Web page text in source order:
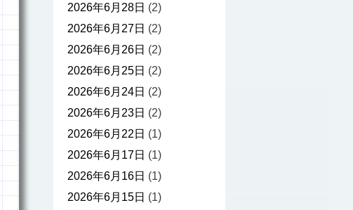
2026年6月28日 (2)
2026年6月27日 (2)
2026年6月26日 (2)
2026年6月25日 (2)
2026年6月24日 (2)
2026年6月23日 (2)
2026年6月22日 (1)
2026年6月17日 (1)
2026年6月16日 (1)
2026年6月15日 (1)